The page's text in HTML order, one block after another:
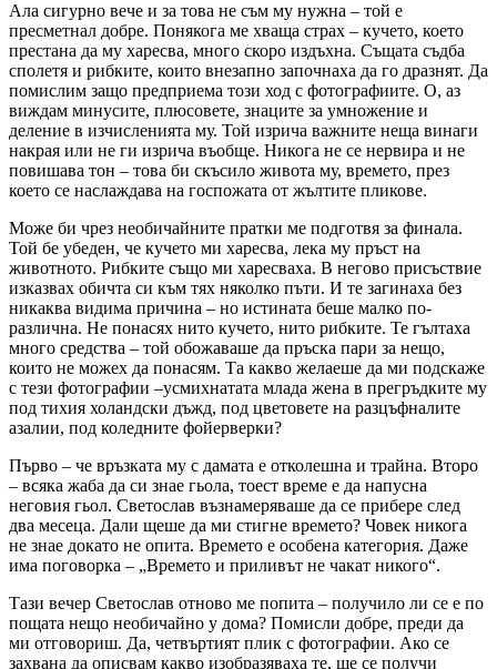
Ала сигурно вече и за това не съм му нужна – той е
пресметнал добре. Понякога ме хваща страх – кучето, което
престана да му харесва, много скоро издъхна. Същата съдба
сполетя и рибките, които внезапно започнаха да го дразнят. Да
помислим защо предприема този ход с фотографиите. О, аз
виждам минусите, плюсовете, знаците за умножение и
деление в изчисленията му. Той изрича важните неща винаги
накрая или не ги изрича въобще. Никога не се нервира и не
повишава тон – това би скъсило живота му, времето, през
което се наслаждава на госпожата от жълтите пликове.
Може би чрез необичайните пратки ме подготвя за финала.
Той бе убеден, че кучето ми харесва, лека му пръст на
животното. Рибките също ми харесваха. В негово присъствие
изказвах обичта си към тях няколко пъти. И те загинаха без
никаква видима причина – но истината беше малко по-
различна. Не понасях нито кучето, нито рибките. Те гълтаха
много средства – той обожаваше да пръска пари за нещо,
които не можех да понасям. Та какво желаеше да ми подскаже
с тези фотографии –усмихнатата млада жена в прегръдките му
под тихия холандски дъжд, под цветовете на разцъфналите
азалии, под коледните фойерверки?
Първо – че връзката му с дамата е отколешна и трайна. Второ
– всяка жаба да си знае гьола, тоест време е да напусна
неговия гьол. Светослав възнамеряваше да се прибере след
два месеца. Дали щеше да ми стигне времето? Човек никога
не знае докато не опита. Времето е особена категория. Даже
има поговорка – „Времето и приливът не чакат никого“.
Тази вечер Светослав отново ме попита – получило ли се е по
пощата нещо необичайно у дома? Помисли добре, преди да
ми отговориш. Да, четвъртият плик с фотографии. Ако се
захвана да описвам какво изобразяваха те, ще се получи